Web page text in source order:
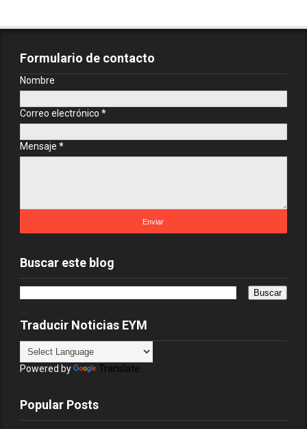
Formulario de contacto
Nombre
Correo electrónico *
Mensaje *
Buscar este blog
Traducir Noticias EYM
Powered by Translate
Popular Posts